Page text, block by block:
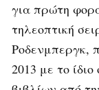
για πρώτη
τηλεοπτική
Ροδενμπεργκ,
2013 με το